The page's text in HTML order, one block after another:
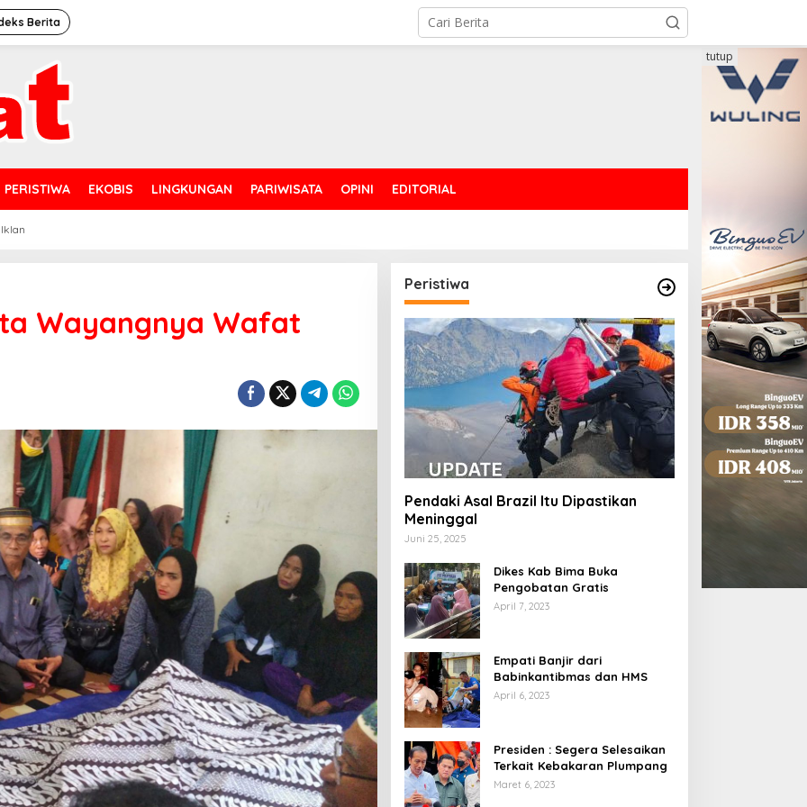
Berita
PERISTIWA EKOBIS LINGKUNGAN PARIWISATA OPINI EDITORIAL
tutup
Wayangnya Wafat
Peristiwa
Pendaki Asal Brazil Itu Dipastikan
Meninggal
Juni 25, 2025
Dikes Kab Bima Buka
Pengobatan Gratis
April 7, 2023
Empati Banjir dari
Babinkantibmas dan HMS
April 6, 2023
Presiden : Segera Selesaikan
Terkait Kebakaran Plumpang
Maret 6, 2023